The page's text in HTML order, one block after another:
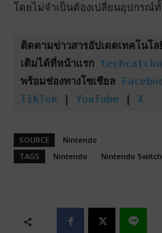
โดยไม่จำเป็นต้องเปลี่ยนอุปกรณ์ทั้
ติดตามข่าวสารอัปเดตเทคโนโ
เติมได้ที่หน้าแรก
พร้อมช่องทางโซเชียล
TikTok | YouTube | X
SOURCE
Nintendo
TAGS
Nintendo Nintendo Switch